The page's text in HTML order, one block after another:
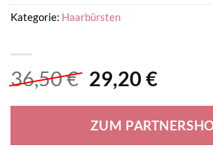
36,50€ Ursprünglicher
war:
36,50 €
29,20 €
ist:
29,20
ZUM
Kategorie: Haarbürsten